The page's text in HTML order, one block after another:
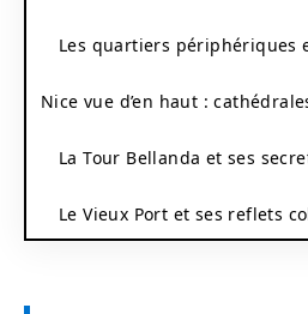
Les quartiers périphériques
Nice vue d’en haut :
La Tour Bellanda et ses
Le Vieux Port et ses reflets